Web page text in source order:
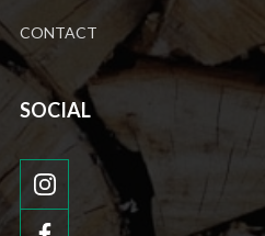
CONTACT
SOCIAL